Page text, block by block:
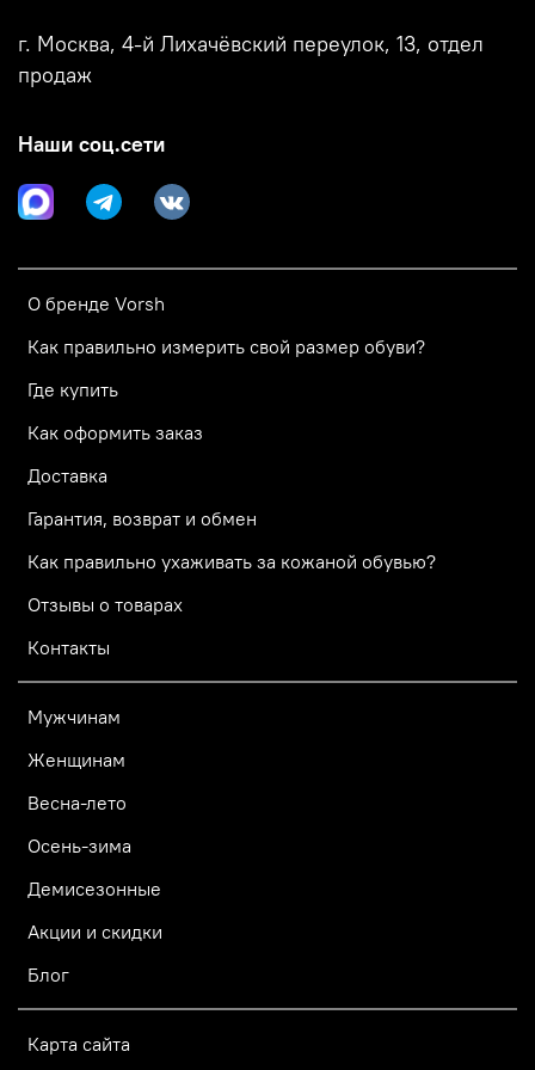
О бренде Vorsh
Как правильно измерить свой размер обуви?
Где купить
Как оформить заказ
Доставка
Гарантия, возврат и обмен
Как правильно ухаживать за кожаной обувью?
Отзывы о товарах
Контакты
Мужчинам
Женщинам
Весна-лето
Осень-зима
Демисезонные
Акции и скидки
Блог
Карта сайта
г. Москва, 4-й Лихачёвский переулок, 13, отдел
продаж
Наши соц.сети